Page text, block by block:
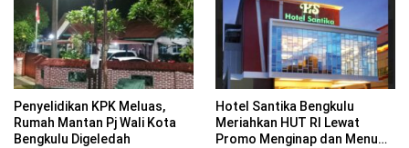
Penyelidikan KPK Meluas,
Rumah Mantan Pj Wali Kota
Bengkulu Digeledah
Hotel Santika Bengkulu
Meriahkan HUT RI Lewat
Promo Menginap dan Menu